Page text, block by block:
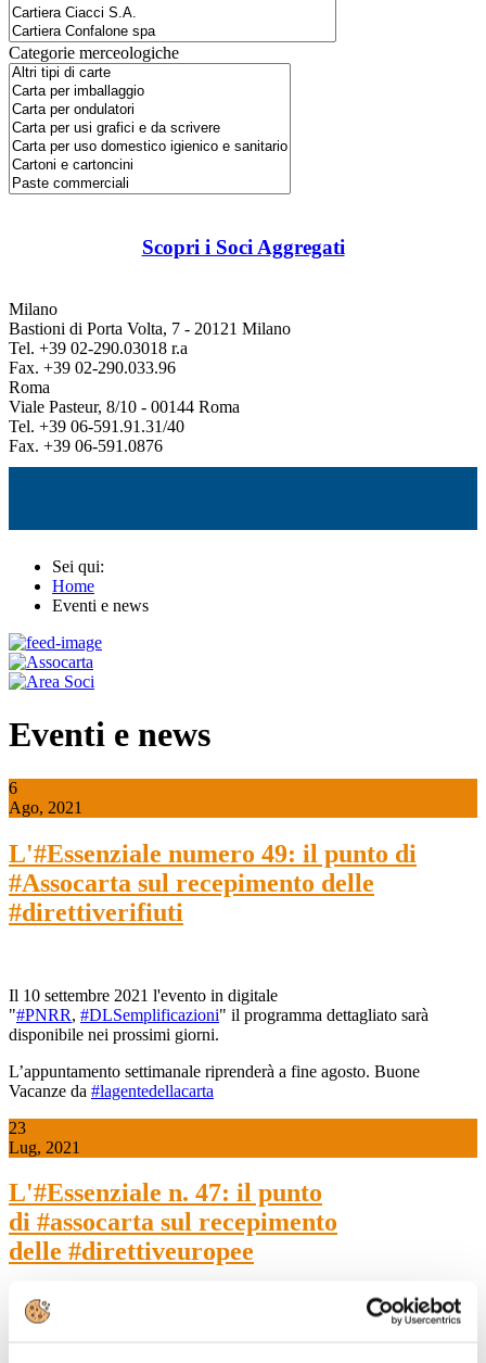
Categorie merceologiche
Scopri i Soci Aggregati
Milano
Bastioni di Porta Volta, 7 - 20121 Milano
Tel. +39 02-290.03018 r.a
Fax. +39 02-290.033.96
Roma
Viale Pasteur, 8/10 - 00144 Roma
Tel. +39 06-591.91.31/40
Fax. +39 06-591.0876
Sei qui:
Home
Eventi e news
Eventi e news
6
Ago, 2021
L'#Essenziale numero 49: il punto di
#Assocarta sul recepimento delle
#direttiverifiuti
Il 10 settembre 2021 l'evento in digitale
"#PNRR, #DLSemplificazioni" il programma dettagliato sarà
disponibile nei prossimi giorni.
L’appuntamento settimanale riprenderà a fine agosto. Buone
Vacanze da #lagentedellacarta
23
Lug, 2021
L'#Essenziale n. 47: il punto
di #assocarta sul recepimento
delle #direttiveuropee